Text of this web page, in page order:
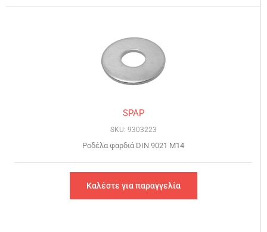
SPAP
SKU: 9303223
Ροδέλα φαρδιά DIN 9021 Μ14
Καλέστε για παραγγελία